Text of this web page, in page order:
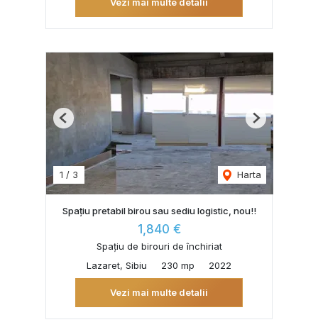
1 / 3 Harta
Previous Next
Spațiu pretabil birou sau sediu logistic, nou!!
1,840 €
Spațiu de birouri de închiriat
Lazaret, Sibiu
230 mp 2022
Vezi mai multe detalii